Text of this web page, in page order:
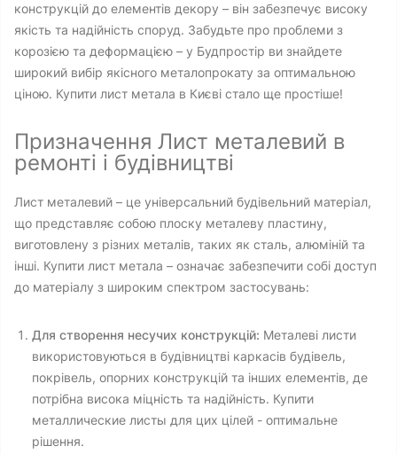
конструкцій до елементів декору – він забезпечує високу
якість та надійність споруд. Забудьте про проблеми з
корозією та деформацією – у Будпростір ви знайдете
широкий вибір якісного металопрокату за оптимальною
ціною. Купити лист метала в Києві стало ще простіше!
Призначення Лист металевий в
ремонті і будівництві
Лист металевий – це універсальний будівельний матеріал,
що представляє собою плоску металеву пластину,
виготовлену з різних металів, таких як сталь, алюміній та
інші. Купити лист метала – означає забезпечити собі доступ
до матеріалу з широким спектром застосувань:
Для створення несучих конструкцій: Металеві листи
використовуються в будівництві каркасів будівель,
покрівель, опорних конструкцій та інших елементів, де
потрібна висока міцність та надійність. Купити
металлические листы для цих цілей - оптимальне
рішення.